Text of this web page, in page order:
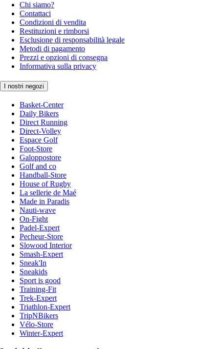
Chi siamo?
Contattaci
Condizioni di vendita
Restituzioni e rimborsi
Esclusione di responsabilità legale
Metodi di pagamento
Prezzi e opzioni di consegna
Informativa sulla privacy
I nostri negozi
Basket-Center
Daily Bikers
Direct Running
Direct-Volley
Espace Golf
Foot-Store
Galoppostore
Golf and co
Handball-Store
House of Rugby
La sellerie de Maé
Made in Paradis
Nauti-wave
On-Fight
Padel-Expert
Pecheur-Store
Slowood Interior
Smash-Expert
Sneak'In
Sneakids
Sport is good
Training-Fit
Trek-Expert
Triathlon-Expert
TripNBikers
Vélo-Store
Winter-Expert